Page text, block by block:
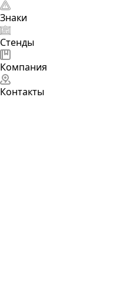
Знаки
Стенды
Компания
Контакты